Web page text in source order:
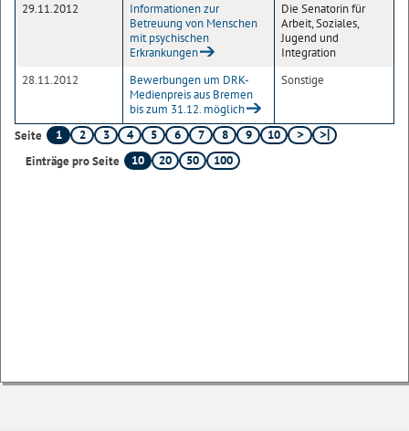
29.11.2012
Informationen zur
Betreuung von Menschen
mit psychischen
Erkrankungen
Die Senatorin für
Arbeit, Soziales,
Jugend und
Integration
28.11.2012
Bewerbungen um DRK-
Medienpreis aus Bremen
bis zum 31.12. möglich
Sonstige
Seite 1 2 3 4 5 6 7 8 9
10
Einträge pro Seite
10 20 50 100